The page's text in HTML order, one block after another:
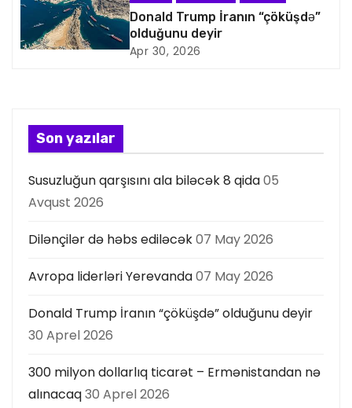
s
a
ı
Donald Trump İranın “çöküşdə”
olduğunu deyir
Apr 30, 2026
Son yazılar
Susuzluğun qarşısını ala biləcək 8 qida05
Avqust 2026
Dilənçilər də həbs ediləcək07 May 2026
Avropa liderləri Yerevanda07 May 2026
Donald Trump İranın “çöküşdə” olduğunu deyir
30 Aprel 2026
300 milyon dollarlıq ticarət – Ermənistandan nə
alınacaq30 Aprel 2026